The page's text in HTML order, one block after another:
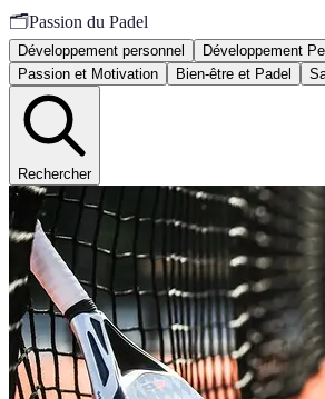
🗂️Passion du Padel
Développement personnel
Développement
Passion et Motivation
Bien-être et Padel
Rechercher